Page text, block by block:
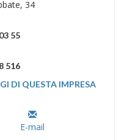
34
55
516
DI QUESTA IMPRESA
E-mail